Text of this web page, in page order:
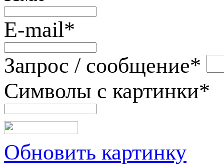
E-mail*
Запрос / сообщение*
Символы с картинки*
Обновить картинку